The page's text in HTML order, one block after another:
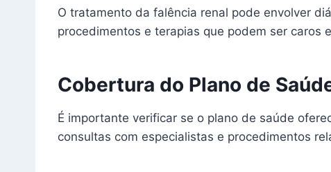
O tratamento da falência renal pode envolver
procedimentos e terapias que podem ser caros
Cobertura do Plano de
É importante verificar se o plano de saúde
consultas com especialistas e procedimentos